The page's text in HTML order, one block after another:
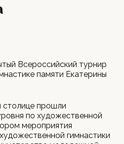
Всероссийский турнир
памяти Екатерины
столице прошли
по художественной
мероприятия
гимнастики